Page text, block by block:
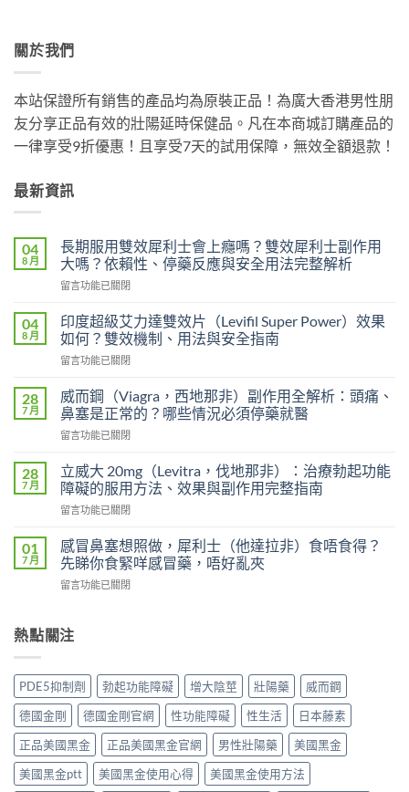
關於我們
本站保證所有銷售的產品均為原裝正品！為廣大香港男性朋
友分享正品有效的壯陽延時保健品。凡在本商城訂購產品的
一律享受9折優惠！且享受7天的試用保障，無效全額退款！
最新資訊
04
8 月
長期服用雙效犀利士會上癮嗎？雙效犀利士副作用
大嗎？依賴性、停藥反應與安全用法完整解析
在
期
服
用
雙
犀
利
士
會
癮
嗎？
效
利
士
副
大
嗎？
賴
性、
停
藥
反
應
與
安
留言功能已關閉
04
8 月
印度超級艾力達雙效片（Levifil Super Power）效果
如何？雙效機制、用法與安全指南
在
度
超
級
艾
達
雙
效
片
Super
Power）
果
雙
制、
用
法
與
安
全
指
留言功能已關閉
28
7 月
威而鋼（Viagra，西地那非）副作用全解析：頭痛、
鼻塞是正常的？哪些情況必須停藥就醫
在
而
鋼
（Viagra，
西
那
非）
副
作
解
痛、
鼻
塞
是
正
常
的？
留言功能已關閉
28
7 月
立威大 20mg（Levitra，伐地那非）：治療勃起功能
障礙的服用方法、效果與副作用完整指南
在
威
大
20mg（Levitra，
伐
非）：
勃
起
功
能
障
礙
的
服
留言功能已關閉
01
7 月
感冒鼻塞想照做，犀利士（他達拉非）食唔食得？
先睇你食緊咩感冒藥，唔好亂夾
在
鼻
塞
照
做，
犀
利
士
（他
達
拉
留言功能已關閉
熱點關注
PDE5抑制劑 勃起功能障礙 增大陰莖 壯陽藥
威而鋼
德國金剛
德國金剛官網 性功能障礙 性生活
日本藤素
正品美國黑金
正品美國黑金官網 男性壯陽藥
美國黑金
美國黑金ptt
美國黑金使用心得 美國黑金使用方法